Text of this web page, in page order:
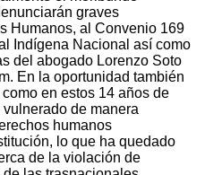
graves
Humanos, al Convenio 169
Indígena Nacional así como
del abogado Lorenzo Soto
En la oportunidad también
en estos 14 años de
de manera
humanos
lo que ha quedado
de la violación de